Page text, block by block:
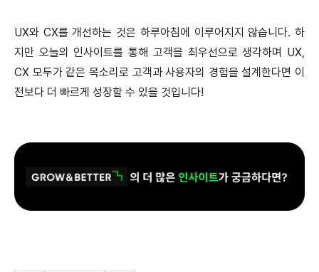
UX와 CX를 개선하는 것은 하루아침에 이루어지지 않습니다. 하
지만 오늘의 인사이트를 통해 고객을 최우선으로 생각하며 UX,
CX 모두가 같은 목소리로 고객과 사용자의 경험을 설계한다면 이
전보다 더 빠르게 성장할 수 있을 것입니다!